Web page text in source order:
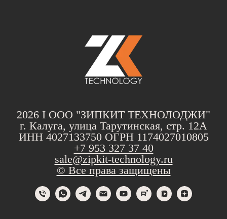
2026 I ООО "ЗИПКИТ ТЕХНОЛОДЖИ"
г. Калуга, улица Тарутинская, стр. 12А
ИНН 4027133750 ОГРН 1174027010805
+7 953 327 37 40
sale@zipkit-technology.ru
© Все права защищены